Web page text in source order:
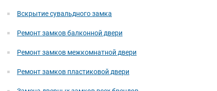
Вскрытие сувальдного замка
Ремонт замков балконной двери
Ремонт замков межкомнатной двери
Ремонт замков пластиковой двери